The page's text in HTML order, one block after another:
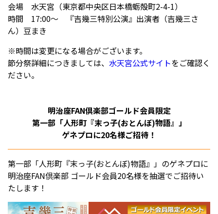
会場 水天宮（東京都中央区日本橋蛎殻町2-4-1）
時間 17:00～ 『吉幾三特別公演』出演者（吉幾三さ
ん）豆まき
※時間は変更になる場合がございます。
節分祭詳細につきましては、 水天宮公式サイトをご確認く
ださい。
明治座FAN倶楽部ゴールド会員限定
第一部「人形町『末っ子(おとんぼ)物語』」
ゲネプロに20名様ご招待！
第一部「人形町『末っ子(おとんぼ)物語』」のゲネプロに
明治座FAN倶楽部 ゴールド会員20名様を抽選でご招待い
たします！